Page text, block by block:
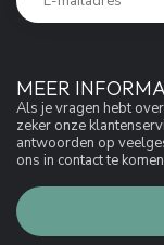
MEER
Als je vragen hebt
zeker onze
antwoorden op
ons in contact te